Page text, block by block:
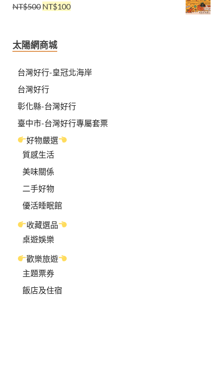
NT$500 NT$100
太陽網商城
台灣好行-皇冠北海岸
台灣好行
彰化縣-台灣好行
臺中市-台灣好行專屬套票
好物嚴選
質感生活
美味關係
二手好物
優活睡眠館
收藏選品
桌遊娛樂
歡樂旅遊
主題票券
飯店及住宿